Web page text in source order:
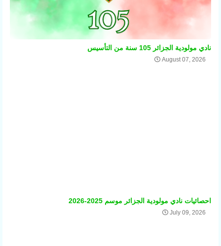
نادي مولودية الجزائر 105 سنة من التأسيس
August 07, 2026
احصائيات نادي مولودية الجزائر موسم 2025-2026
July 09, 2026